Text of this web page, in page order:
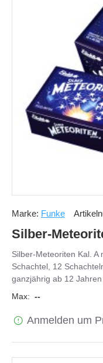
Marke: Funke
Silber-
Silber-Meteoriten Kal. A
Schachtel, 12
ganzjährig ab 12 Jahren
Max: --
Anmelden um